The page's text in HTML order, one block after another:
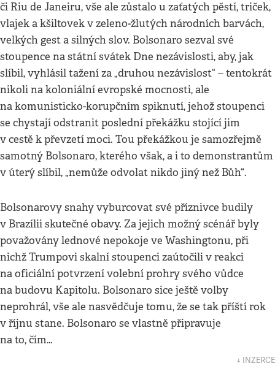
či Riu de Janeiru, vše ale zůstalo u zaťatých pěstí, triček,
vlajek a kšiltovek v zeleno-žlutých národních barvách,
velkých gest a silných slov. Bolsonaro sezval své
stoupence na státní svátek Dne nezávislosti, aby, jak
slíbil, vyhlásil tažení za „druhou nezávislost“ – tentokrát
nikoli na koloniální evropské mocnosti, ale
na komunisticko-korupčním spiknutí, jehož stoupenci
se chystají odstranit poslední překážku stojící jim
v cestě k převzetí moci. Tou překážkou je samozřejmě
samotný Bolsonaro, kterého však, a i to demonstrantům
v úterý slíbil, „nemůže odvolat nikdo jiný než Bůh“.
Bolsonarovy snahy vyburcovat své příznivce budily
v Brazílii skutečné obavy. Za jejich možný scénář byly
považovány lednové nepokoje ve Washingtonu, při
nichž Trumpovi skalní stoupenci zaútočili v reakci
na oficiální potvrzení volební prohry svého vůdce
na budovu Kapitolu. Bolsonaro sice ještě volby
neprohrál, vše ale nasvědčuje tomu, že se tak příští rok
v říjnu stane. Bolsonaro se vlastně připravuje
na to, čím…
↓ INZERCE